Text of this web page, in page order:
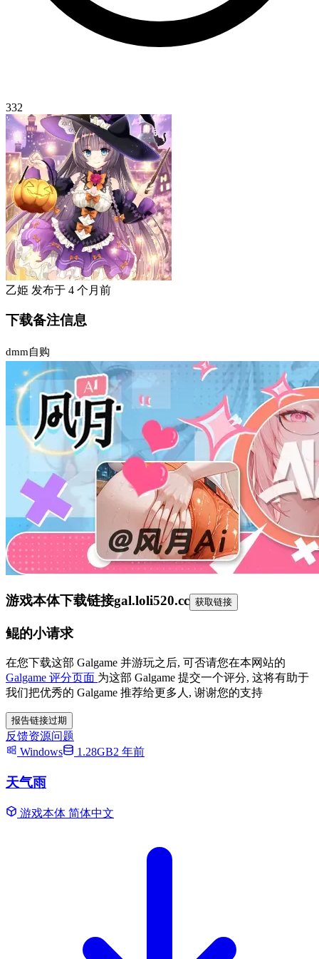
332
乙姫 发布于 4 个月前
下载备注信息
dmm自购
游戏本体下载链接gal.loli520.cc 获取链接
鲲的小请求
在您下载这部 Galgame 并游玩之后, 可否请您在本网站的
Galgame 评分页面 为这部 Galgame 提交一个评分, 这将有助于
我们把优秀的 Galgame 推荐给更多人, 谢谢您的支持
报告链接过期
反馈资源问题
Windows
1.28GB2 年前
天气雨
游戏本体 简体中文